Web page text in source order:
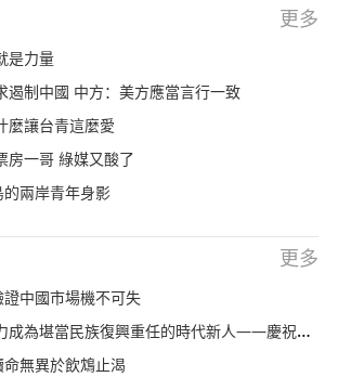
更多
是力量
遏制中國 中方：美方應當言行一致
麼讓台青這麼愛
房一哥 綠媒又酸了
的兩岸青年身影
更多
證中國市場機不可失
為堪當民族復興重任的時代新人——慶祝五四青年節
命無異於飲鴆止渴